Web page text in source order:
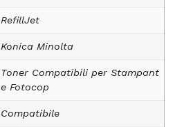
RefillJet
Konica Minolta
Toner Compatibili per Stampant
e Fotocop
Compatibile